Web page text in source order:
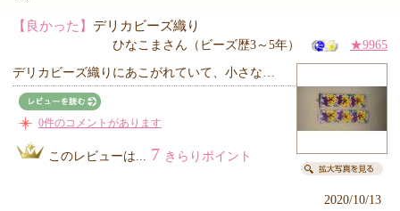
【良かった】 デリカビーズ織り
ひなこまさん（ビーズ歴3～5年） ★9965
デリカビーズ織りにあこがれていて、小さな…
0件のコメントがあります
このレビューは... 7 きらりポイント
2020/10/13